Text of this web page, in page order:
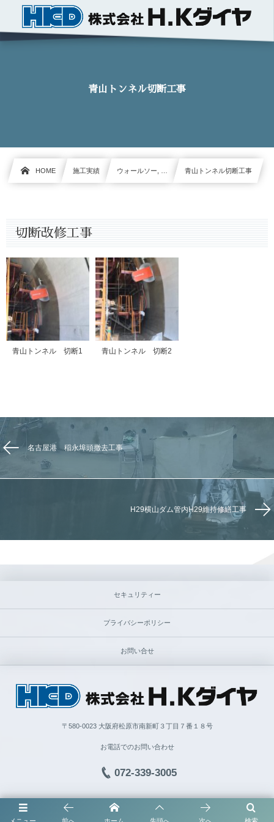
青山トンネル切断工事
HOME 施工実績 ウォールソー, … 青山トンネル切断工事
切断改修工事
青山トンネル 切断1 青山トンネル 切断2
名古屋港 稲永埠頭撤去工事
H29横山ダム管内H29維持修繕工事
セキュリティー
プライバシーポリシー
お問い合せ
〒580-0023 大阪府松原市南新町３丁目７番１８号
お電話でのお問い合わせ
072-339-3005